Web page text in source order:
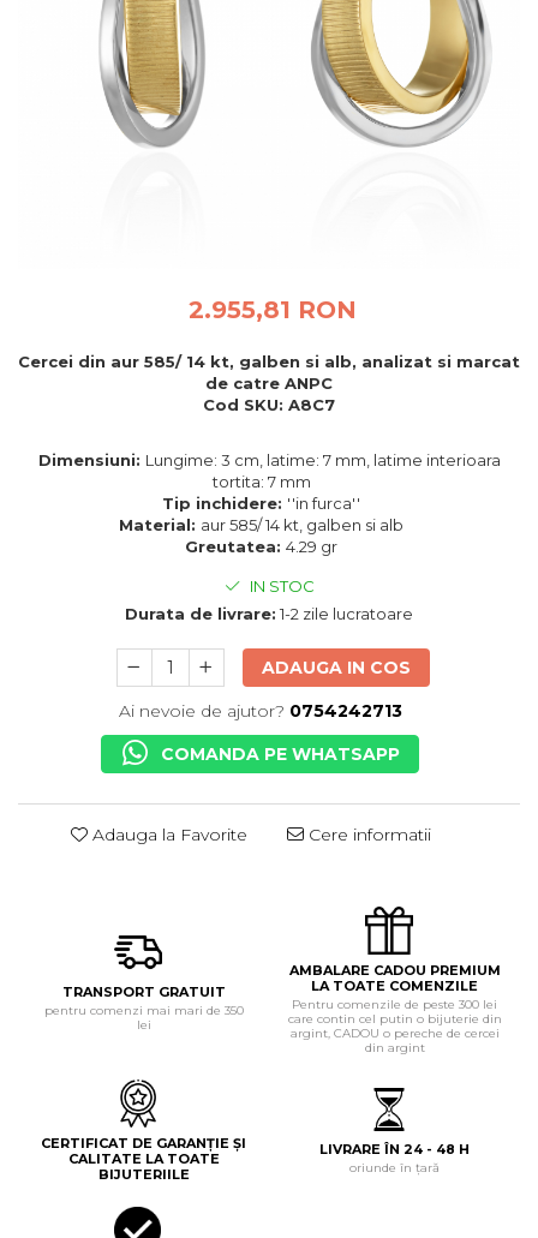
PIERCING
SETURI BIJUTERII
ACE DE CRAVATA
BRATARA TIP ROZARIU
LANTURI TIP ROZARIU
2.955,81 RON
Cercei din aur 585/ 14 kt, galben si alb, analizat si marcat
de catre ANPC
Cod SKU: A8C7
Dimensiuni: Lungime: 3 cm, latime: 7 mm, latime interioara
tortita: 7 mm
Tip inchidere: ''in furca''
Material: aur 585/ 14 kt, galben si alb
Greutatea: 4.29 gr
IN STOC
Durata de livrare: 1-2 zile lucratoare
ADAUGA IN COS
Ai nevoie de ajutor? 0754242713
COMANDA PE WHATSAPP
Adauga la Favorite Cere informatii
TRANSPORT GRATUIT
pentru comenzi mai mari de 350
lei
AMBALARE CADOU PREMIUM
LA TOATE COMENZILE
Pentru comenzile de peste 300 lei
care contin cel putin o bijuterie din
argint, CADOU o pereche de cercei
din argint
CERTIFICAT DE GARANȚIE ȘI
CALITATE LA TOATE
BIJUTERIILE
LIVRARE ÎN 24 - 48 H
oriunde în țară